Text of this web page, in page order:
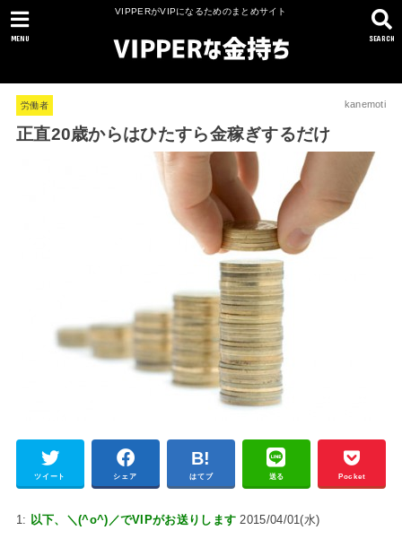
VIPPERがVIPになるためのまとめサイト
SEARCH
MENU
労働者 kanemoti
正直20歳からはひたすら金稼ぎするだけ
ツイート シェア はてブ 送る Pocket
1: 以下、＼(^o^)／でVIPがお送りします 2015/04/01(水)